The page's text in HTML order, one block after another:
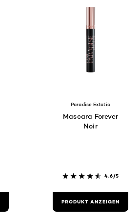
Paradise Extatic
Mascara Forever
Noir
4.6/5
PRODUKT ANZEIGEN